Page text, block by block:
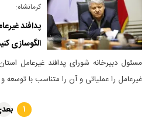
کرمانشاه:
پدافند
الگوسازی
مسئول دبیرخانه شورای پدافند غیرعامل
غیر‌عامل را عملیاتی و آن را متناسب با
۱